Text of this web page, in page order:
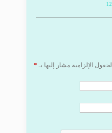
الحقول الإلزامية مشار إليها بـ *